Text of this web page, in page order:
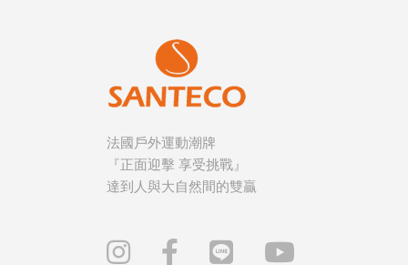
法國戶外運動潮牌
『正面迎擊 享受挑戰』
達到人與大自然間的雙贏